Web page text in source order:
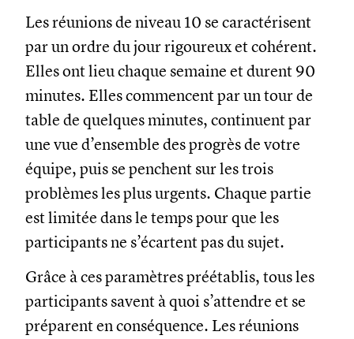
Les réunions de niveau 10 se caractérisent
par un ordre du jour rigoureux et cohérent.
Elles ont lieu chaque semaine et durent 90
minutes. Elles commencent par un tour de
table de quelques minutes, continuent par
une vue d’ensemble des progrès de votre
équipe, puis se penchent sur les trois
problèmes les plus urgents. Chaque partie
est limitée dans le temps pour que les
participants ne s’écartent pas du sujet.
Grâce à ces paramètres préétablis, tous les
participants savent à quoi s’attendre et se
préparent en conséquence. Les réunions